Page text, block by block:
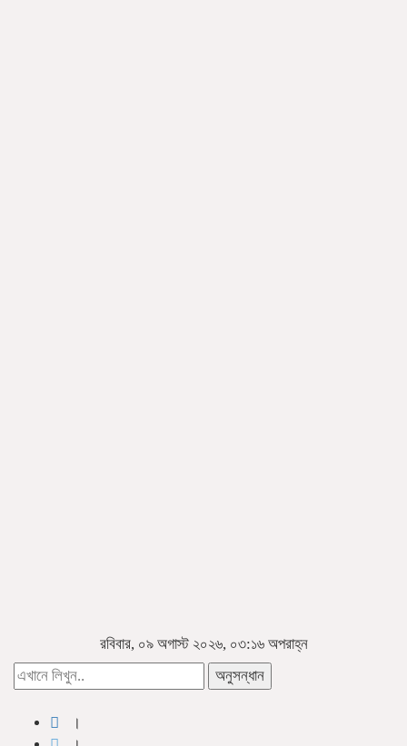
রবিবার, ০৯ অগাস্ট ২০২৬, ০৩:১৬ অপরাহ্ন
অনুসন্ধান